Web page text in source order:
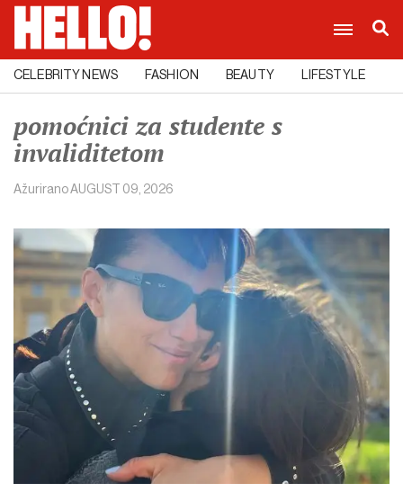
CELEBRITY NEWS FASHION BEAUTY LIFESTYLE
pomoćnici za studente s
invaliditetom
AžuriranoAUGUST 09, 2026